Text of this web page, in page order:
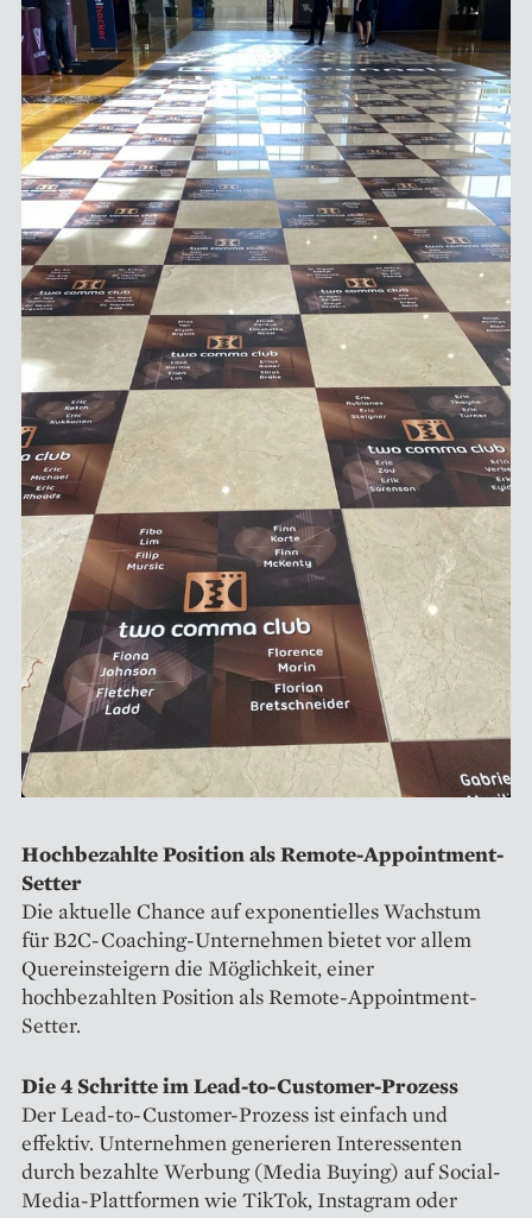
Hochbezahlte Position als Remote-Appointment-
Setter
Die aktuelle Chance auf exponentielles Wachstum
für B2C-Coaching-Unternehmen bietet vor allem
Quereinsteigern die Möglichkeit, einer
hochbezahlten Position als Remote-Appointment-
Setter.
Die 4 Schritte im Lead-to-Customer-Prozess
Der Lead-to-Customer-Prozess ist einfach und
effektiv. Unternehmen generieren Interessenten
durch bezahlte Werbung (Media Buying) auf Social-
Media-Plattformen wie TikTok, Instagram oder